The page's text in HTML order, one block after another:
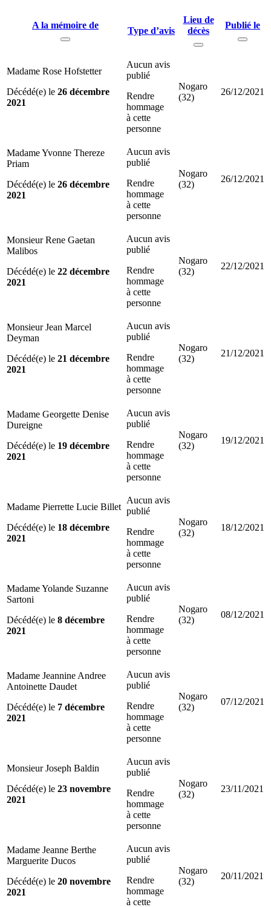
A la mémoire de
Type d’avis
Lieu de
décès
Publié le
Madame Rose Hofstetter
Décédé(e) le 26 décembre
2021
Aucun avis
publié
Rendre
hommage
à cette
personne
Nogaro
(32)
26/12/2021
Madame Yvonne Thereze
Priam
Décédé(e) le 26 décembre
2021
Aucun avis
publié
Rendre
hommage
à cette
personne
Nogaro
(32)
26/12/2021
Monsieur Rene Gaetan
Malibos
Décédé(e) le 22 décembre
2021
Aucun avis
publié
Rendre
hommage
à cette
personne
Nogaro
(32)
22/12/2021
Monsieur Jean Marcel
Deyman
Décédé(e) le 21 décembre
2021
Aucun avis
publié
Rendre
hommage
à cette
personne
Nogaro
(32)
21/12/2021
Madame Georgette Denise
Dureigne
Décédé(e) le 19 décembre
2021
Aucun avis
publié
Rendre
hommage
à cette
personne
Nogaro
(32)
19/12/2021
Madame Pierrette Lucie Billet
Décédé(e) le 18 décembre
2021
Aucun avis
publié
Rendre
hommage
à cette
personne
Nogaro
(32)
18/12/2021
Madame Yolande Suzanne
Sartoni
Décédé(e) le 8 décembre
2021
Aucun avis
publié
Rendre
hommage
à cette
personne
Nogaro
(32)
08/12/2021
Madame Jeannine Andree
Antoinette Daudet
Décédé(e) le 7 décembre
2021
Aucun avis
publié
Rendre
hommage
à cette
personne
Nogaro
(32)
07/12/2021
Monsieur Joseph Baldin
Décédé(e) le 23 novembre
2021
Aucun avis
publié
Rendre
hommage
à cette
personne
Nogaro
(32)
23/11/2021
Madame Jeanne Berthe
Marguerite Ducos
Décédé(e) le 20 novembre
2021
Aucun avis
publié
Rendre
hommage
à cette
Nogaro
(32)
20/11/2021